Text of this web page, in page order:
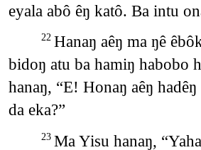
eyala abô êŋ katô. Ba intu
22 Hanaŋ aêŋ ma ŋê
bidoŋ atu ba hamiŋ habobo
hanaŋ, “E! Honaŋ aêŋ
da eka?”
23 Ma Yisu hanaŋ,